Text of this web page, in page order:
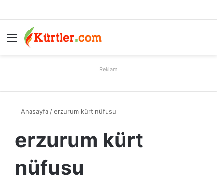
Menü
Reklam
Anasayfa /erzurum kürt nüfusu
erzurum kürt
nüfusu